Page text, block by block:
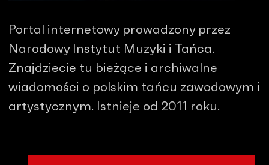
Portal internetowy prowadzony przez
Narodowy Instytut Muzyki i Tańca.
Znajdziecie tu bieżące i archiwalne
wiadomości o polskim tańcu zawodowym i
artystycznym. Istnieje od 2011 roku.